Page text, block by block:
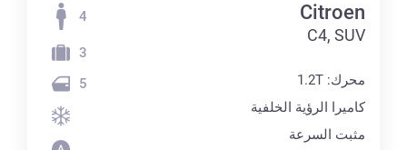
Citroen
C4, SUV
محرك: 1.2T
كاميرا الرؤية الخلفية
مثبت السرعة
4
3
5